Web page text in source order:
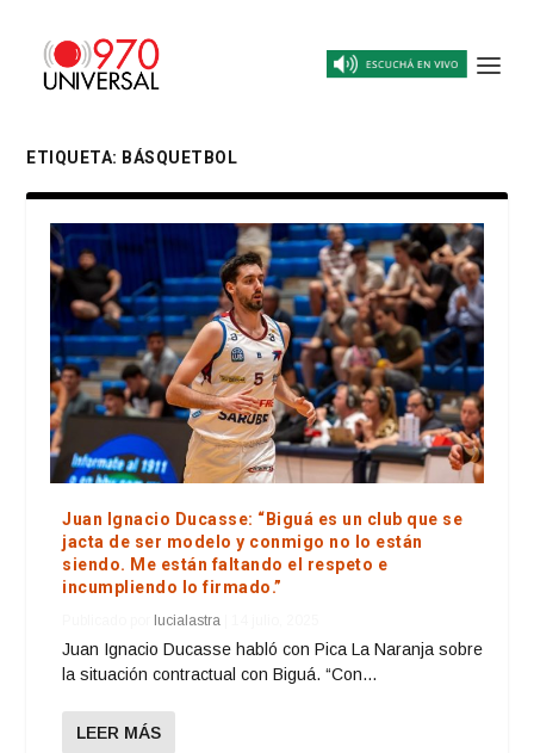
ETIQUETA: BÁSQUETBOL
Juan Ignacio Ducasse: “Biguá es un club que se
jacta de ser modelo y conmigo no lo están
siendo. Me están faltando el respeto e
incumpliendo lo firmado.”
lucialastra
Juan Ignacio Ducasse habló con Pica La Naranja sobre
la situación contractual con Biguá. “Con...
LEER MÁS